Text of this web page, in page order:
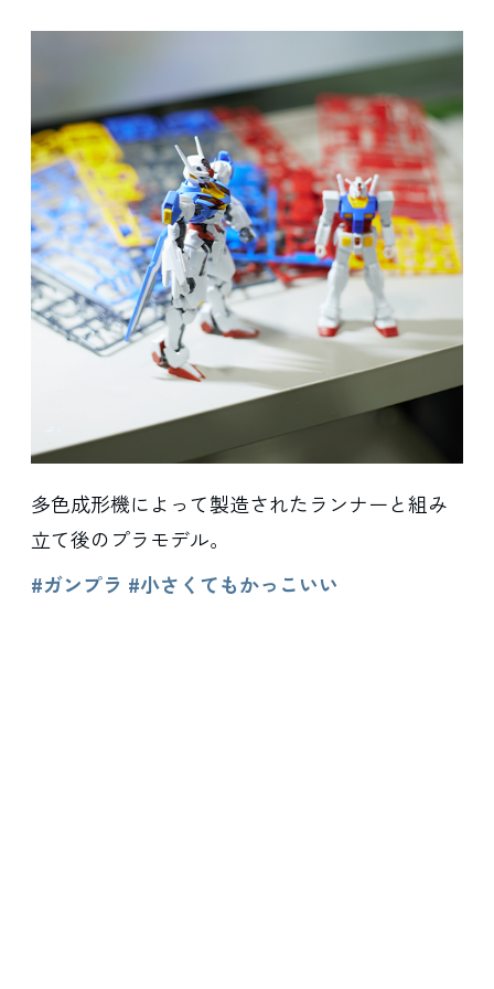
多色成形機によって製造されたランナーと組み
立て後のプラモデル。
#ガンプラ #小さくてもかっこいい